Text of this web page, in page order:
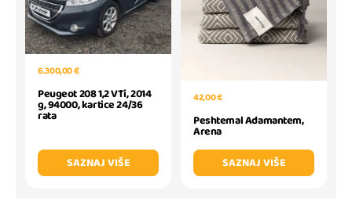
6.300,00 €
Peugeot 208 1,2 VTi, 2014
g, 94000, kartice 24/36
rata
SAZNAJ VIŠE
42,00 €
Peshtemal Adamantem,
Arena
SAZNAJ VIŠE